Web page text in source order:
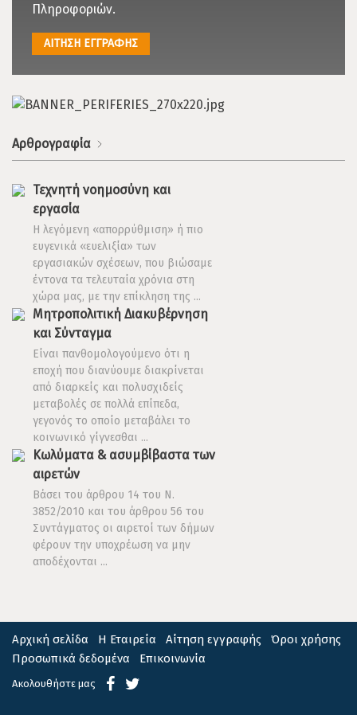
Πληροφοριών.
ΑΙΤΗΣΗ ΕΓΓΡΑΦΗΣ
Αρθρογραφία
Τεχνητή νοημοσύνη και
εργασία
Η λεγόμενη «απορρύθμιση» ή πιο
ευγενικά «ευελιξία» των
εργασιακών σχέσεων, που βιώσαμε
έντονα τα τελευταία χρόνια στη
χώρα μας, με την επίκληση της ...
Μητροπολιτική Διακυβέρνηση
και Σύνταγμα
Είναι πανθομολογούμενο ότι η
εποχή που διανύουμε διακρίνεται
από διαρκείς και πολυσχιδείς
μεταβολές σε πολλά επίπεδα,
γεγονός το οποίο μεταβάλει το
κοινωνικό γίγνεσθαι ...
Κωλύματα & ασυμβίβαστα των
αιρετών
Βάσει του άρθρου 14 του Ν.
3852/2010 και του άρθρου 56 του
Συντάγματος οι αιρετοί των δήμων
φέρουν την υποχρέωση να μην
αποδέχονται ...
Αρχική σελίδα Η Εταιρεία Αίτηση εγγραφής
Όροι χρήσης
Προσωπικά δεδομένα
Επικοινωνία
Ακολουθήστε μας